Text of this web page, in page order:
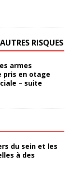
RISQUES
armes
pris en otage
– suite
du sein et les
à des